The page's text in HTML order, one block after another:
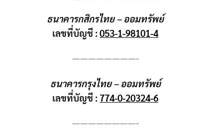
ธนาคารกสิกรไทย – ออมทรัพย์
เลขที่บัญชี :053-1-98101-4
————————-
ธนาคารกรุงไทย – ออมทรัพย์
เลขที่บัญชี :774-0-20324-6
————————-